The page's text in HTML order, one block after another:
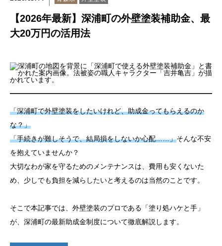
【2026年最新】深浦町の外壁塗装補助金、最
大20万円の活用法
「深浦町で外壁塗装をしたいけれど、助成金ってもらえるのか
な？」
「手続きが難しそうで、結局損をしないか心配……」そんな不安
を抱えていませんか？
大切なわが家を守るためのメンテナンスは、費用も安くないた
め、少しでも負担を減らしたいと考えるのは当然のことです。
そこで本記事では、外壁塗装のプロである「塗り処ハケと手」
が、深浦町の最新助成金制度について徹底解説します。
施工実績
店舗